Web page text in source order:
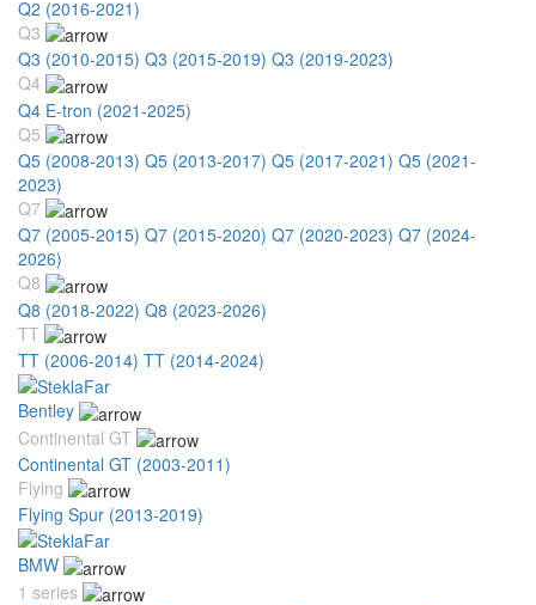
Q2 (2016-2021)
Q3
Q3 (2010-2015) Q3 (2015-2019) Q3 (2019-2023)
Q4
Q4 E-tron (2021-2025)
Q5
Q5 (2008-2013) Q5 (2013-2017) Q5 (2017-2021) Q5 (2021-
2023)
Q7
Q7 (2005-2015) Q7 (2015-2020) Q7 (2020-2023) Q7 (2024-
2026)
Q8
Q8 (2018-2022) Q8 (2023-2026)
TT
TT (2006-2014) TT (2014-2024)
Bentley
Continental GT
Continental GT (2003-2011)
Flying
Flying Spur (2013-2019)
BMW
1 series